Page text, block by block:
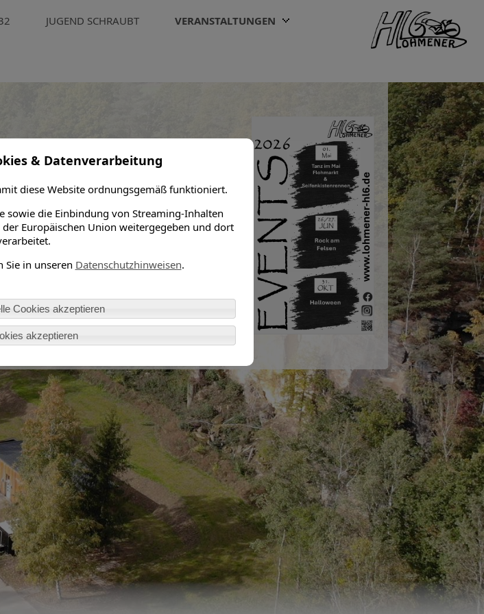
& Datenverarbeitung
diese Website ordnungsgemäß funktioniert.
sowie die Einbindung von Streaming-Inhalten
Europäischen Union weitergegeben und dort
in unseren Datenschutzhinweisen.
Cookies akzeptieren
akzeptieren
JUGEND SCHRAUBT VERANSTALTUNGEN